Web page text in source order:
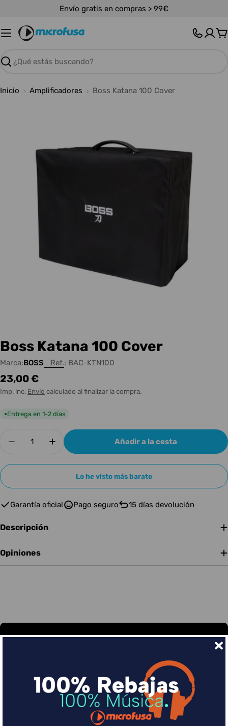
contenido
Envío gratis en compras > 99€
Buscar
Inicio Amplificadores Boss Katana 100 Cover
medios 0 en modal
Boss Katana 100 Cover
Marca:BOSS Ref.: BAC-KTN100
Precio
habitual
23,00 €
Imp. inc. Envío calculado al finalizar la compra.
●Entrega en 1-2 días
Disminuir cantidad para Boss Katana 100 Cover
Aumentar cantidad para Boss Katana
Añadir a la cesta
Lo he visto más barato
Garantía oficial Pago seguro 15 días devolución
Descripción
Opiniones
Financia tus compras con Sequra
Divide en 3 sin coste o hasta en 18 meses por una
pequeña cuota al mes con Sequra
Más info